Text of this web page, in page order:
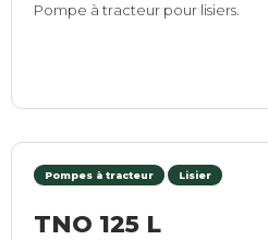
Pompe à tracteur pour lisiers.
Pompes à tracteur Lisier
TNO 125 L